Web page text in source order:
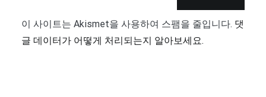
이 사이트는 Akismet을 사용하여 스팸을 줄입니다. 댓
글 데이터가 어떻게 처리되는지 알아보세요.